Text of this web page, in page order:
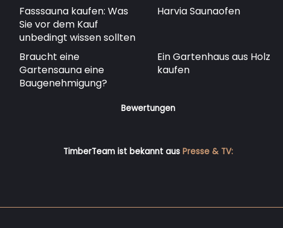
Fasssauna kaufen: Was
Sie vor dem Kauf
unbedingt wissen sollten
Harvia Saunaofen
Braucht eine
Gartensauna eine
Baugenehmigung?
Ein Gartenhaus aus Holz
kaufen
Bewertungen
TimberTeam ist bekannt aus Presse & TV: